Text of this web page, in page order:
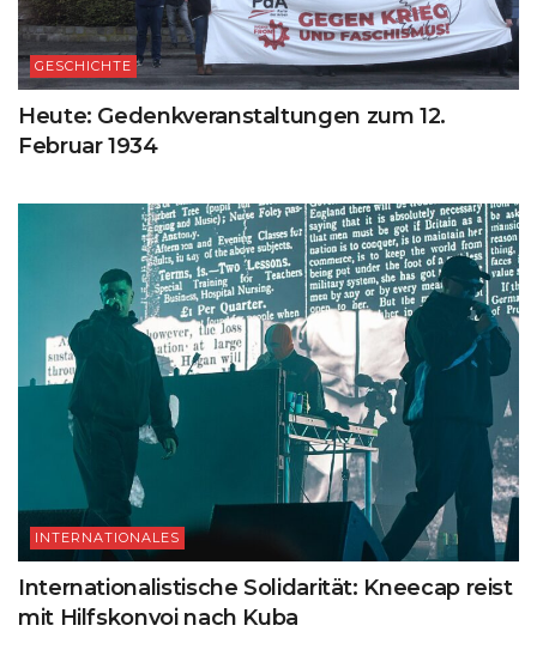
GESCHICHTE
Heute: Gedenkveranstaltungen zum 12.
Februar 1934
INTERNATIONALES
Internationalistische Solidarität: Kneecap reist
mit Hilfskonvoi nach Kuba